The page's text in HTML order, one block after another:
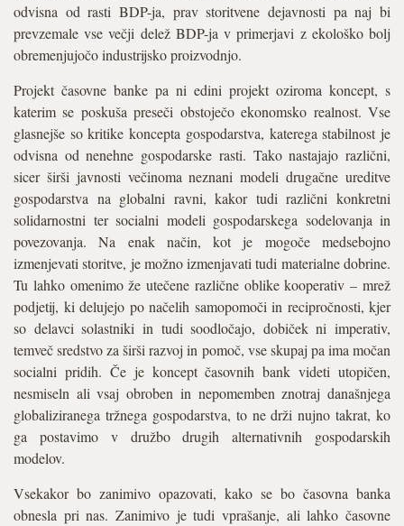
odvisna od rasti BDP-ja, prav storitvene dejavnosti pa naj bi
prevzemale vse večji delež BDP-ja v primerjavi z ekološko bolj
obremenjujočo industrijsko proizvodnjo.
Projekt časovne banke pa ni edini projekt oziroma koncept, s
katerim se poskuša preseči obstoječo ekonomsko realnost. Vse
glasnejše so kritike koncepta gospodarstva, katerega stabilnost je
odvisna od nenehne gospodarske rasti. Tako nastajajo različni,
sicer širši javnosti večinoma neznani modeli drugačne ureditve
gospodarstva na globalni ravni, kakor tudi različni konkretni
solidarnostni ter socialni modeli gospodarskega sodelovanja in
povezovanja. Na enak način, kot je mogoče medsebojno
izmenjevati storitve, je možno izmenjavati tudi materialne dobrine.
Tu lahko omenimo že utečene različne oblike kooperativ – mrež
podjetij, ki delujejo po načelih samopomoči in recipročnosti, kjer
so delavci solastniki in tudi soodločajo, dobiček ni imperativ,
temveč sredstvo za širši razvoj in pomoč, vse skupaj pa ima močan
socialni pridih. Če je koncept časovnih bank videti utopičen,
nesmiseln ali vsaj obroben in nepomemben znotraj današnjega
globaliziranega tržnega gospodarstva, to ne drži nujno takrat, ko
ga postavimo v družbo drugih alternativnih gospodarskih
modelov.
Vsekakor bo zanimivo opazovati, kako se bo časovna banka
obnesla pri nas. Zanimivo je tudi vprašanje, ali lahko časovne